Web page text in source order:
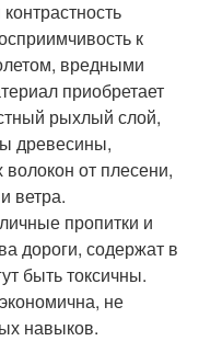
к
вредными
приобретает
рыхлый слой,
древесины,
от плесени,
ветра.
пропитки и
дороги, содержат в
быть токсичны.
не
навыков.